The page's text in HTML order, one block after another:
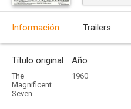
Información Trailers
Título original
The
Magnificent
Seven
Año
1960